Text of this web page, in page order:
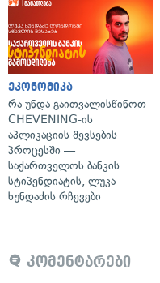
ეკონომიკა
რა უნდა გაითვალისწინოთ
CHEVENING-ის
აპლიკაციის შევსების
პროცესში —
საქართველოს ბანკის
სტიპენდიატის, ლუკა
ხუნდაძის რჩევები
კომენტარები